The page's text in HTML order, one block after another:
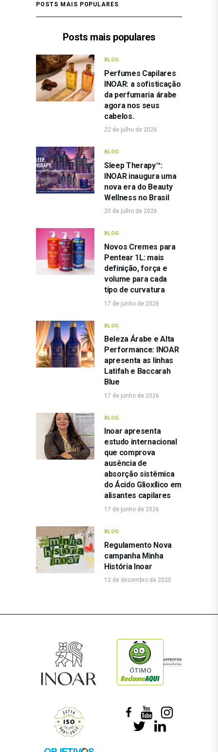
POSTS MAIS POPULARES
Posts mais populares
BLOG
Perfumes Capilares
INOAR: a sofisticação
da perfumaria árabe
agora nos seus
cabelos.
22 de julho de 2026
BLOG
Sleep Therapy™:
INOAR inaugura uma
nova era do Beauty
Wellness no Brasil
20 de julho de 2026
BLOG
Novos Cremes para
Pentear 1L: mais
definição, força e
volume para cada
tipo de curvatura
17 de junho de 2026
BLOG
Beleza Árabe e Alta
Performance: INOAR
apresenta as linhas
Latifah e Baccarah
Blue
17 de junho de 2026
BLOG
Inoar apresenta
estudo internacional
que comprova
ausência de
absorção sistêmica
do Ácido Glioxílico em
alisantes capilares
17 de junho de 2026
BLOG
Regulamento Nova
campanha Minha
História Inoar
12 de dezembro de 2025
ÓTIMO